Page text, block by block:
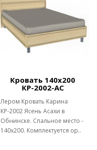
Кровать 140х200
КР-2002-АС
Лером Кровать Карина
КР-2002 Ясень Асахи в
Обнинске. Спальное место -
140х200. Комплектуется ор..